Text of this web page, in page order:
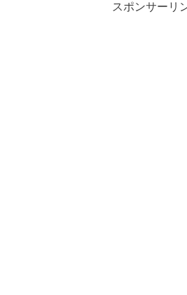
スポンサーリ